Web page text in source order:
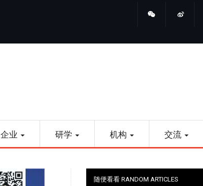
企业 研学 机构 交流
随便看看 RANDOM ARTICLES